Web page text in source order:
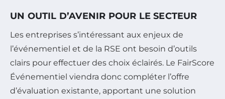
UN OUTIL D’AVENIR POUR LE SECTEUR
Les entreprises s’intéressant aux enjeux de
l’événementiel et de la RSE ont besoin d’outils
clairs pour effectuer des choix éclairés. Le FairScore
Événementiel viendra donc compléter l’offre
d’évaluation existante, apportant une solution